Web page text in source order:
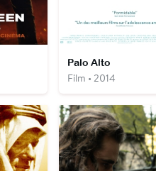
Palo Alto
Film • 2014